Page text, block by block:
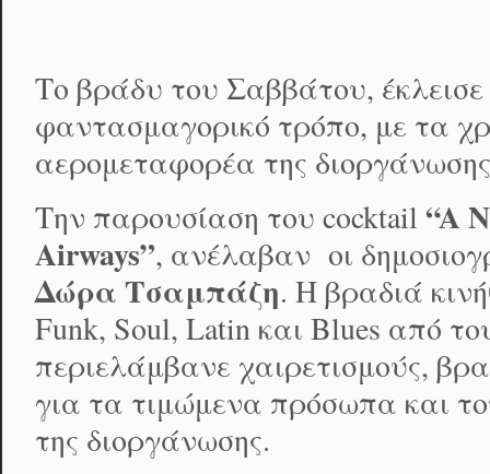
Το βράδυ του Σαββάτου,
φαντασμαγορικό τρόπο, με τα
αερομεταφορέα της
Την παρουσίαση του cocktail “A
Airways”, ανέλαβαν οι
Δώρα Τσαμπάζη. Η βραδιά
Funk, Soul, Latin και Blues από
περιελάμβανε χαιρετισμούς,
για τα τιμώμενα πρόσωπα και
της διοργάνωσης.